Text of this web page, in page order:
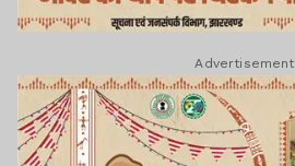
Advertisement